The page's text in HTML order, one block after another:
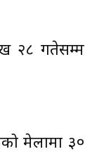
२८ गतेसम्म
मेलामा ३०